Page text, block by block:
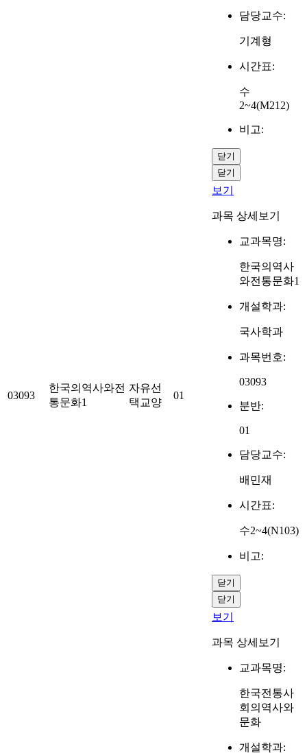
담당교수:
기계형
시간표:
수
2~4(M212)
비고:
닫기
닫기
03093
한국의역사와전
통문화1
자유선
택교양
01
보기
과목 상세보기
교과목명:
한국의역사
와전통문화1
개설학과:
국사학과
과목번호:
03093
분반:
01
담당교수:
배민재
시간표:
수2~4(N103)
비고:
닫기
닫기
보기
과목 상세보기
교과목명:
한국전통사
회의역사와
문화
개설학과: